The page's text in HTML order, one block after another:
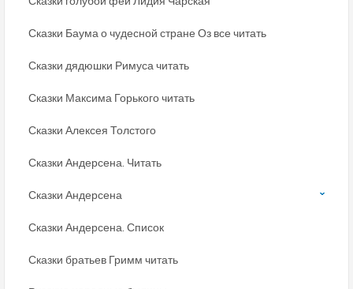
Сказки Баума о чудесной стране Оз все читать
Сказки дядюшки Римуса читать
Сказки Максима Горького читать
Сказки Алексея Толстого
Сказки Андерсена. Читать
Сказки Андерсена
Сказки Андерсена. Список
Сказки братьев Гримм читать